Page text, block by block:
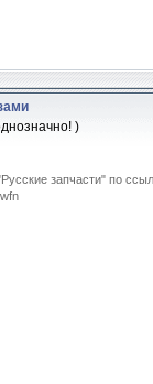
)
запчасти" по